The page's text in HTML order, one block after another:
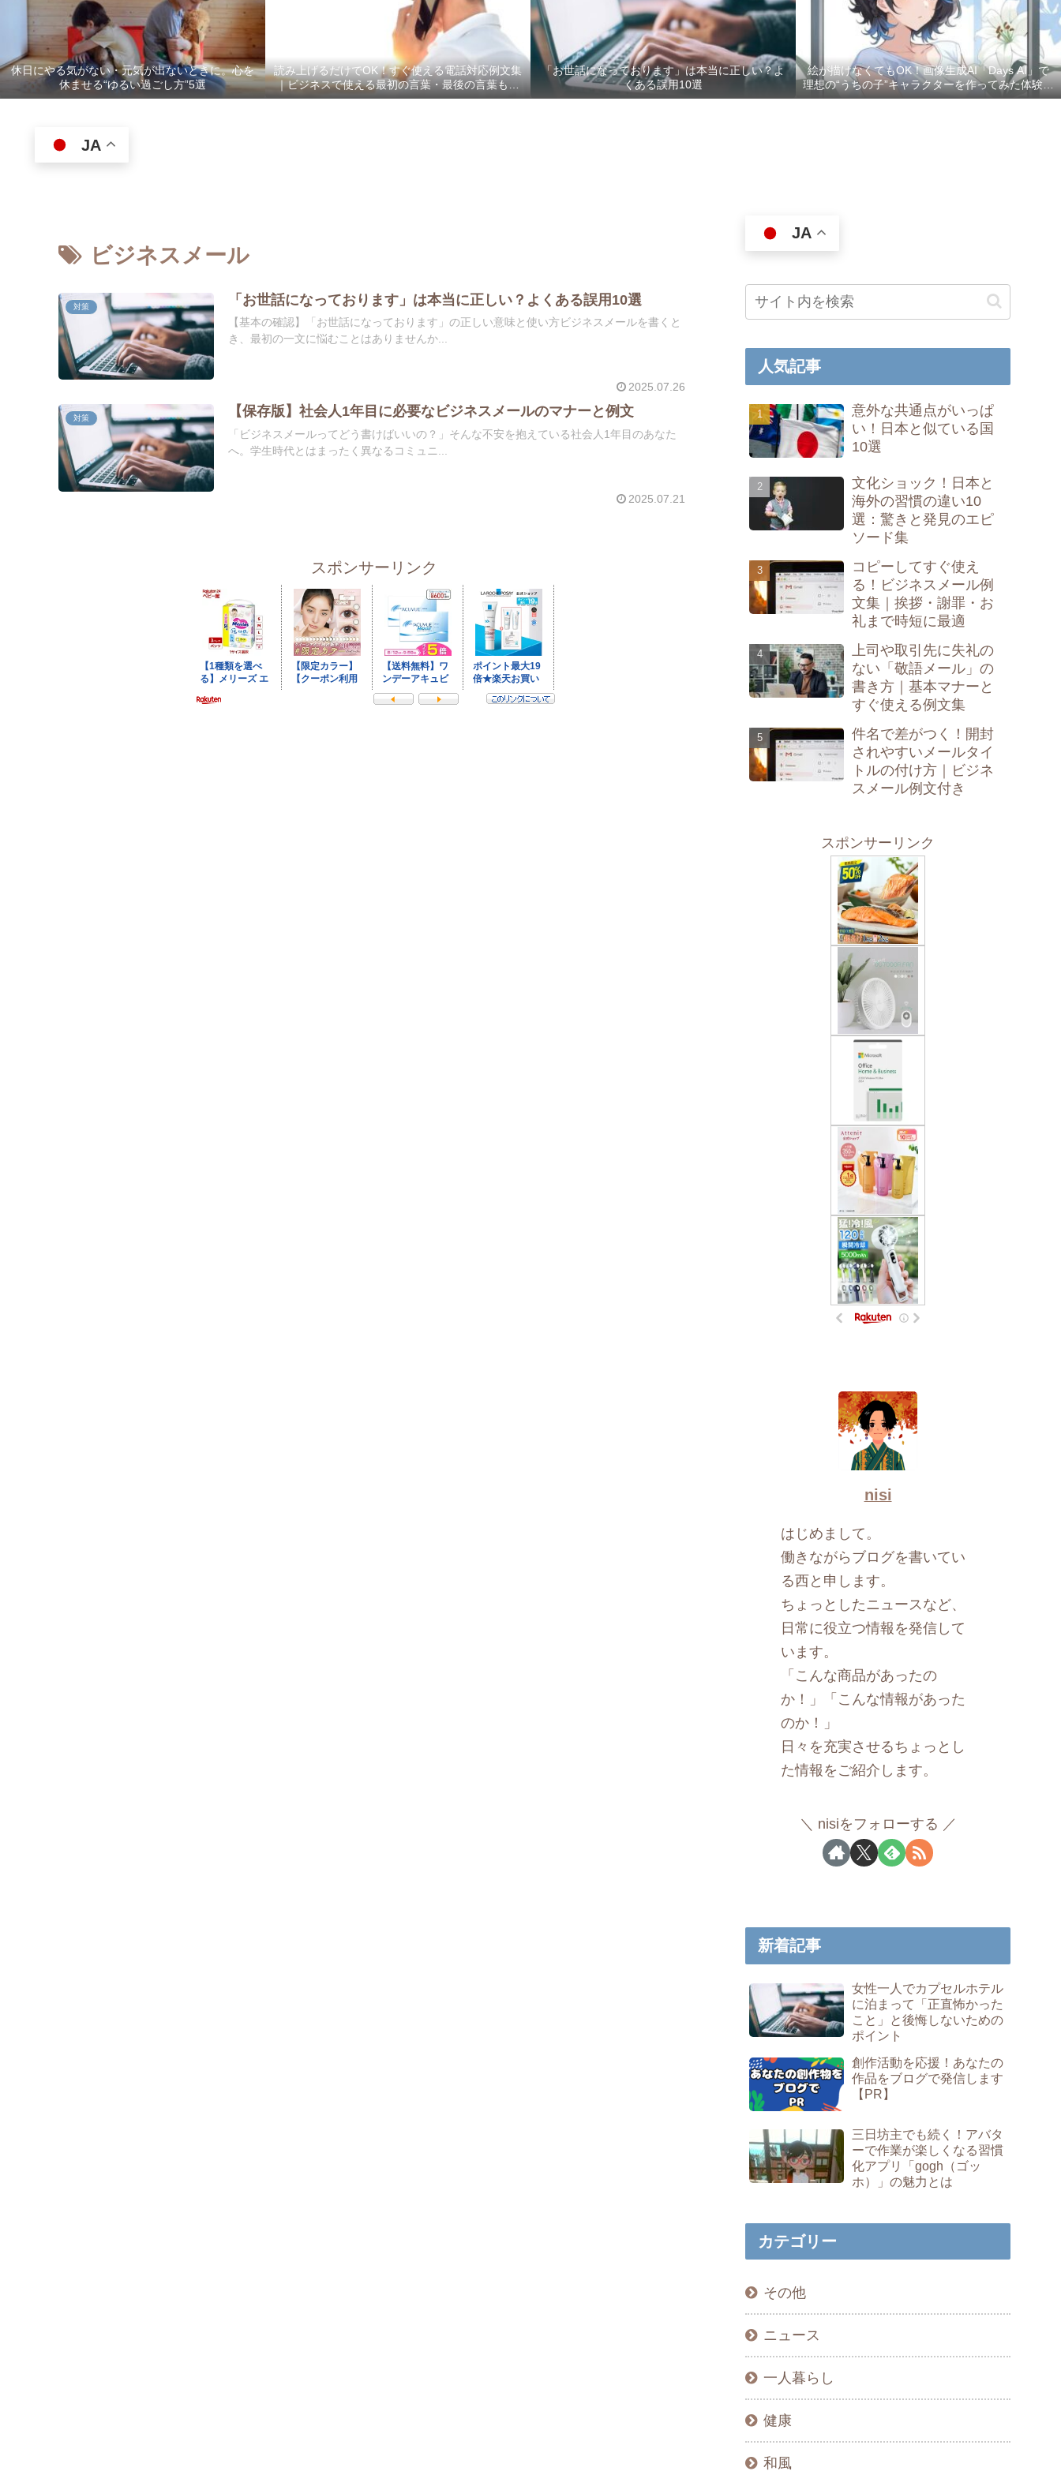
休日にやる気がない・元気が出ないときに。心を
休ませる“ゆるい過ごし方”5選
読み上げるだけでOK！すぐ使える電話対応例文集
｜ビジネスで使える最初の言葉・最後の言葉も完
全網羅
「お世話になっております」は本当に正しい？よ
くある誤用10選
絵が描けなくてもOK！画像生成AI「Days AI」で
理想の“うちの子”キャラクターを作ってみた体験レ
ポ
JA
ビジネスメール
対策 「お世話になっております」は本当に正しい？よくある誤用10選
【基本の確認】「お世話になっております」の正しい意味と使い方ビジネスメールを書くと
き、最初の一文に悩むことはありませんか...
2025.07.26
対策 【保存版】社会人1年目に必要なビジネスメールのマナーと例文
「ビジネスメールってどう書けばいいの？」そんな不安を抱えている社会人1年目のあなた
へ。学生時代とはまったく異なるコミュニ...
2025.07.21
スポンサーリンク
JA
人気記事
意外な共通点がいっぱ
い！日本と似ている国
10選
文化ショック！日本と
海外の習慣の違い10
選：驚きと発見のエピ
ソード集
コピーしてすぐ使え
る！ビジネスメール例
文集｜挨拶・謝罪・お
礼まで時短に最適
上司や取引先に失礼の
ない「敬語メール」の
書き方｜基本マナーと
すぐ使える例文集
件名で差がつく！開封
されやすいメールタイ
トルの付け方｜ビジネ
スメール例文付き
スポンサーリンク
nisi
はじめまして。
働きながらブログを書いてい
る西と申します。
ちょっとしたニュースなど、
日常に役立つ情報を発信して
います。
「こんな商品があったの
か！」「こんな情報があった
のか！」
日々を充実させるちょっとし
た情報をご紹介します。
nisiをフォローする
新着記事
女性一人でカプセルホテル
に泊まって「正直怖かった
こと」と後悔しないための
ポイント
創作活動を応援！あなたの
作品をブログで発信します
【PR】
三日坊主でも続く！アバタ
ーで作業が楽しくなる習慣
化アプリ「gogh（ゴッ
ホ）」の魅力とは
カテゴリー
その他
ニュース
一人暮らし
健康
和風